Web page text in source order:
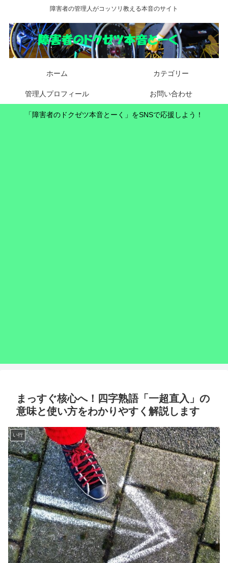
障害者の管理人がコッソリ教える本音のサイト
ホーム カテゴリー
管理人プロフィール お問い合わせ
「障害者のドクゼツ本音とーく」をSNSで応援しよう！
まっすぐ核心へ！四字熟語「一超直入」の
意味と使い方をわかりやすく解説します
い行